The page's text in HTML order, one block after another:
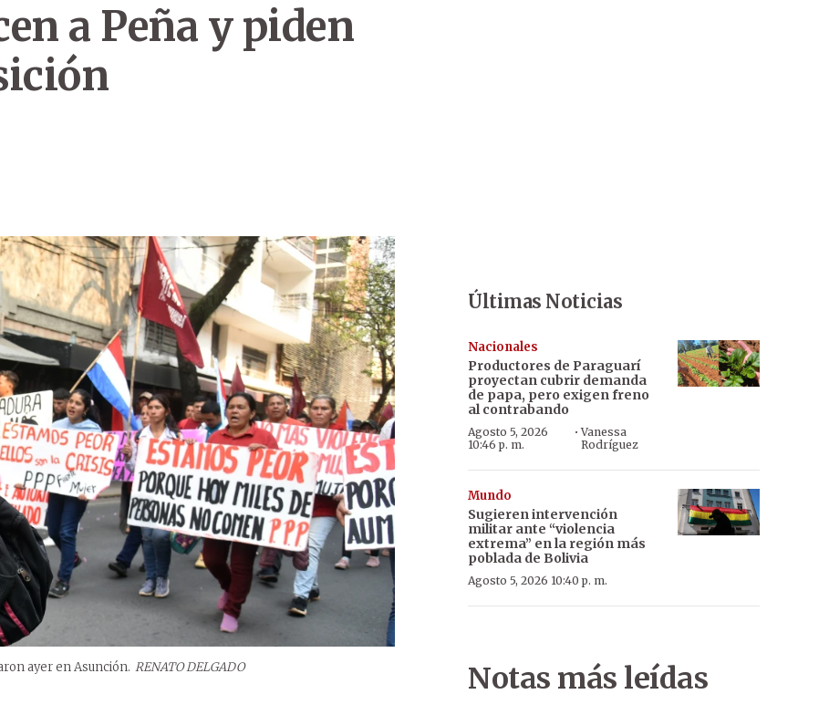
a Peña y piden
ayer en Asunción. RENATO DELGADO
Últimas Noticias
Nacionales
Productores de Paraguarí
proyectan cubrir demanda
de papa, pero exigen freno
al contrabando
Agosto 5, 2026
10:46 p. m.
·Vanessa
Rodríguez
Mundo
Sugieren intervención
militar ante “violencia
extrema” en la región más
poblada de Bolivia
Agosto 5, 2026 10:40 p. m.
Notas más leídas